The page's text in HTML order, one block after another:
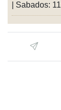
| Sabados: